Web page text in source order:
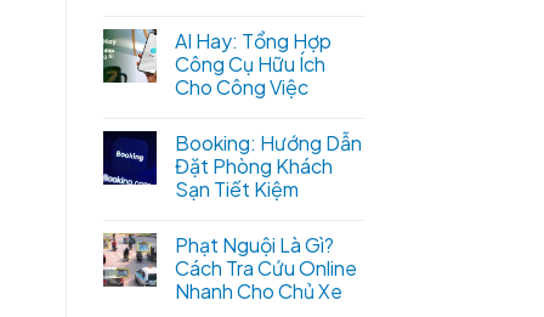
AI Hay: Tổng Hợp
Công Cụ Hữu Ích
Cho Công Việc
Booking: Hướng Dẫn
Đặt Phòng Khách
Sạn Tiết Kiệm
Phạt Nguội Là Gì?
Cách Tra Cứu Online
Nhanh Cho Chủ Xe